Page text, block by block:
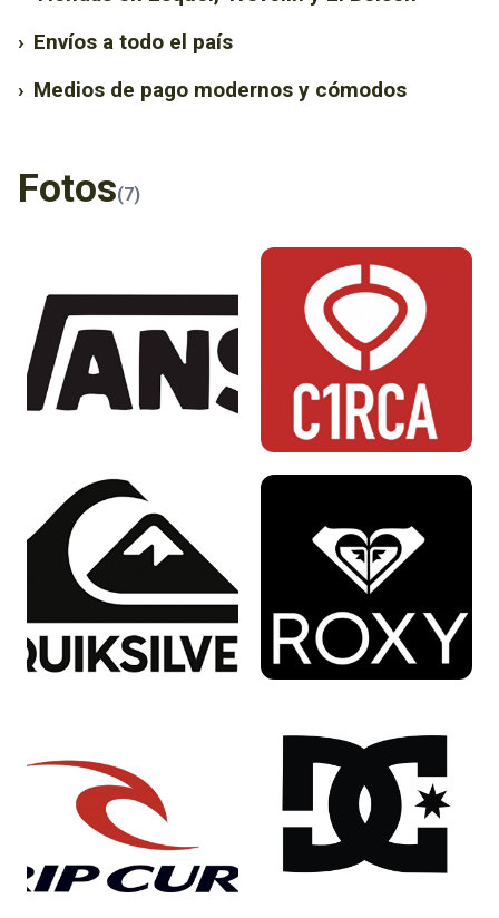
› Envíos a todo el país
› Medios de pago modernos y cómodos
Fotos(7)